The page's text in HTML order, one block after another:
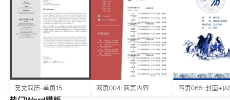
英文简历-单页15 两页004-两页内容